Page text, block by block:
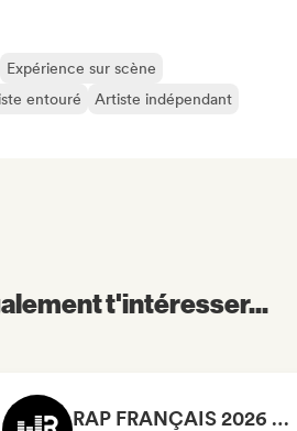
Expérience sur scène
entouré
Artiste indépendant
t'intéresser...
RAP FRANÇAIS 2026 🔥🇫🇷 (Way Records)